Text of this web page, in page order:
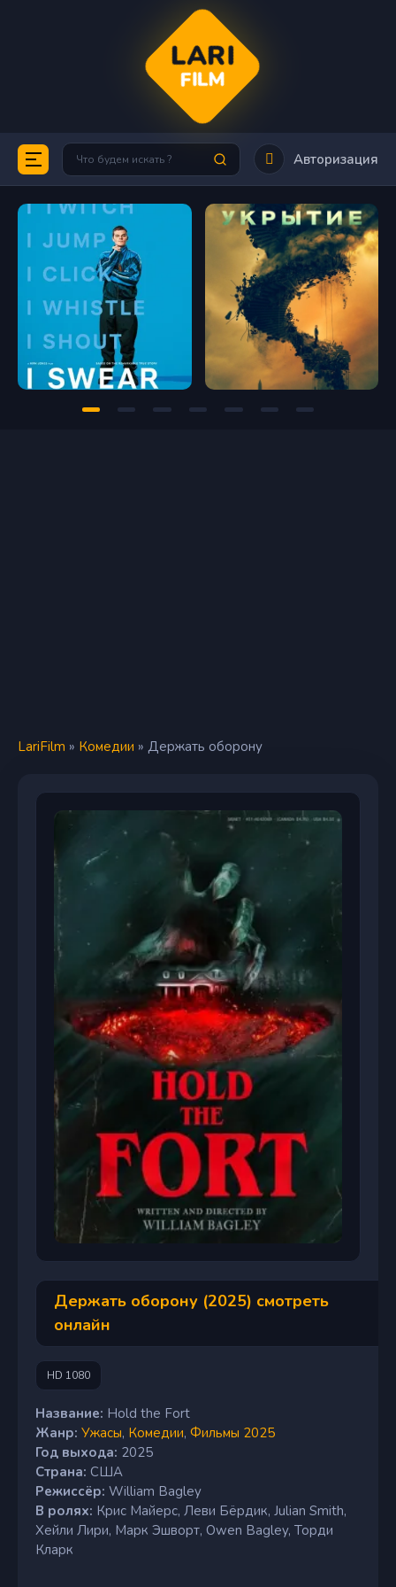
LARI
FILM
Авторизация
LariFilm » Комедии » Держать оборону
Держать оборону (2025) смотреть
онлайн
HD 1080
Название: Hold the Fort
Жанр: Ужасы, Комедии, Фильмы 2025
Год выхода: 2025
Страна: США
Режиссёр: William Bagley
В ролях: Крис Майерс, Леви Бёрдик, Julian Smith,
Хейли Лири, Марк Эшворт, Owen Bagley, Торди
Кларк